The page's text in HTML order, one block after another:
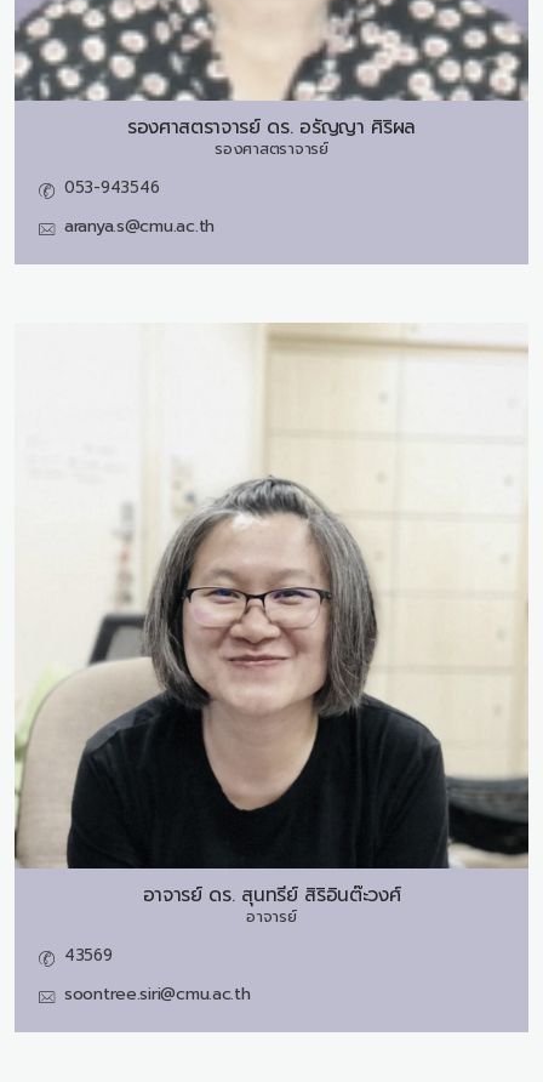
รองศาสตราจารย์ ดร. อรัญญา ศิริผล
รองศาสตราจารย์
053-943546
aranya.s@cmu.ac.th
อาจารย์ ดร. สุนทรีย์ สิริอินต๊ะวงศ์
อาจารย์
43569
soontree.siri@cmu.ac.th